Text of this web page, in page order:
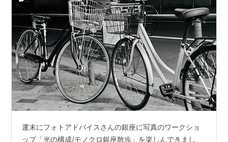
運末にフォトアドバイスさんの銀座に写真のワークショ
ップ「光の構成/モノクロ銀座散歩」を楽しんできまし